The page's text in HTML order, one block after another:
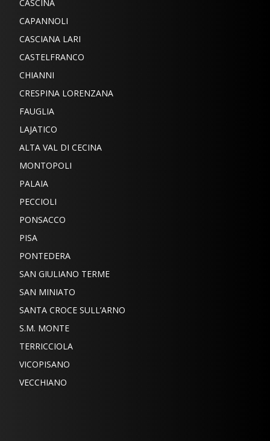
CASCINA
CAPANNOLI
CASCIANA LARI
CASTELFRANCO
CHIANNI
CRESPINA LORENZANA
FAUGLIA
LAJATICO
ALTA VAL DI CECINA
MONTOPOLI
PALAIA
PECCIOLI
PONSACCO
PISA
PONTEDERA
SAN GIULIANO TERME
SAN MINIATO
SANTA CROCE SULL’ARNO
S.M. MONTE
TERRICCIOLA
VICOPISANO
VECCHIANO